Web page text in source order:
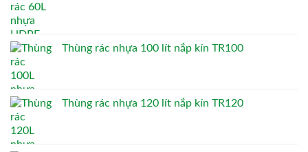
Thùng rác nhựa 100 lít nắp kín TR100
Thùng rác nhựa 120 lít nắp kín TR120